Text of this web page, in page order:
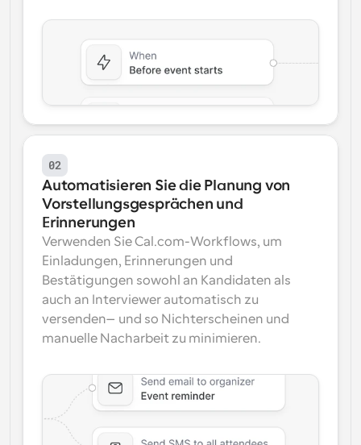
02
Automatisieren Sie die Planung von
Vorstellungsgesprächen und
Erinnerungen
Verwenden Sie Cal.com-Workflows, um
Einladungen, Erinnerungen und
Bestätigungen sowohl an Kandidaten als
auch an Interviewer automatisch zu
versenden—und so Nichterscheinen und
manuelle Nacharbeit zu minimieren.